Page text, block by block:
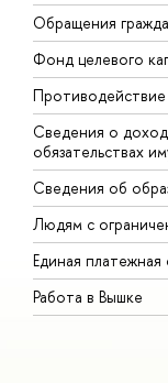
Обращения
Фонд целевого
Сведения о
обязательствах
Сведения об
Людям с
Единая платежная
Работа в Вышке